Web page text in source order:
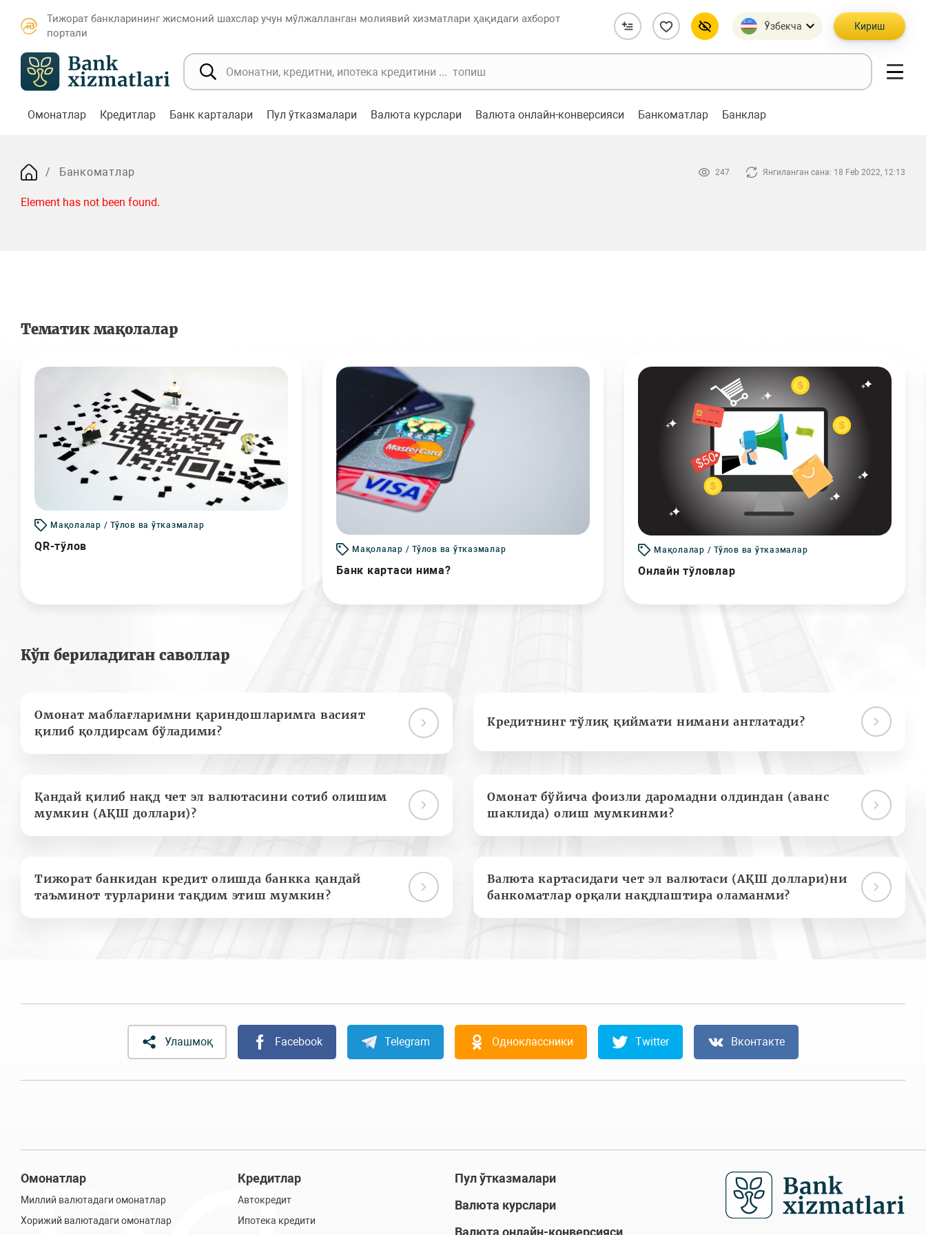
Тижорат банкларининг жисмоний шахслар учун мўлжалланган молиявий хизматлари ҳақидаги ахборот
портали
Ўзбекча Кириш
Омонатлар Кредитлар Банк карталари Пул ўтказмалари Валюта курслари Валюта онлайн-конверсияси Банкоматлар Банклар
Банкоматлар 247 Янгиланган сана: 18 Feb 2022, 12:13
Element has not been found.
Тематик мақолалар
Мақолалар / Тўлов ва ўтказмалар
QR-тўлов Мақолалар / Тўлов ва ўтказмалар
Банк картаси нима?
Мақолалар / Тўлов ва ўтказмалар
Онлайн тўловлар
Кўп бериладиган саволлар
Омонат маблағларимни қариндошларимга васият
қилиб қолдирсам бўладими?
Кредитнинг тўлиқ қиймати нимани англатади?
Қандай қилиб нақд чет эл валютасини сотиб олишим
мумкин (АҚШ доллари)?
Омонат бўйича фоизли даромадни олдиндан (аванс
шаклида) олиш мумкинми?
Тижорат банкидан кредит олишда банкка қандай
таъминот турларини тақдим этиш мумкин?
Валюта картасидаги чет эл валютаси (АҚШ доллари)ни
банкоматлар орқали нақдлаштира оламанми?
Улашмоқ Facebook Telegram Одноклассники Twitter Вконтакте
Омонатлар
Миллий валютадаги омонатлар
Хорижий валютадаги омонатлар
Кредитлар
Автокредит
Ипотека кредити
Пул ўтказмалари
Валюта курслари
Валюта онлайн-конверсияси